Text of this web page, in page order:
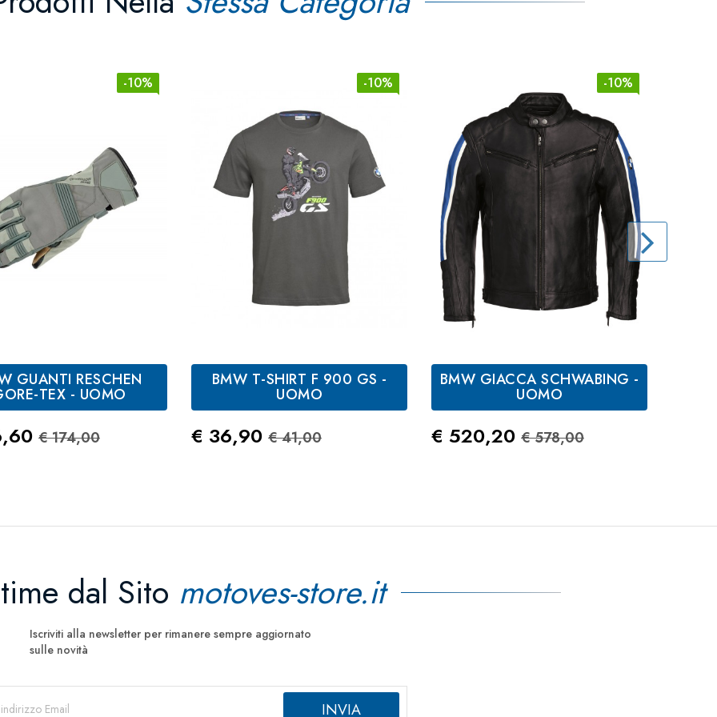
-10%
Antracite Oliv
GUANTI RESCHEN
TEX - UOMO
Prezzo Standard
€ 174,00
-10%
Marrone
BMW T-SHIRT F 900 GS -
UOMO
Prezzo
€ 36,90 Prezzo Standard
€ 41,00
-10%
Nero
-
Blu
Blu
-
Giallo
BMW GIACCA SCHWABING -
UOMO
Prezzo
€ 520,20 Prezzo Standard
€ 578,00
dal Sito motoves-store.it
Iscriviti alla newsletter per rimanere sempre aggiornato
sulle novità